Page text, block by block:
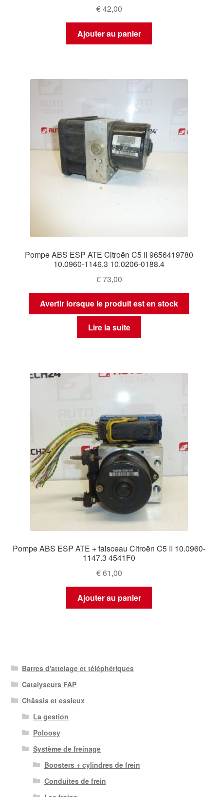
€42,00
Ajouter au panier
Pompe ABS ESP ATE Citroën C5 II 9656419780
10.0960-1146.3 10.0206-0188.4
€73,00
Avertir lorsque le produit est en stock
Lire la suite
Pompe ABS ESP ATE + faisceau Citroën C5 II 10.0960-
1147.3 4541F0
€61,00
Ajouter au panier
Barres d'attelage et téléphériques
Catalyseurs FAP
Châssis et essieux
La gestion
Poloosy
Système de freinage
Boosters + cylindres de frein
Conduites de frein